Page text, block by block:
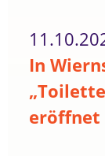
In
eröffnet